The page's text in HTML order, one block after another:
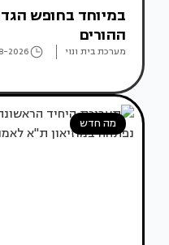
במיוחד בחופש
ההורים
מערכת בית ונוי 2026
מה חדש